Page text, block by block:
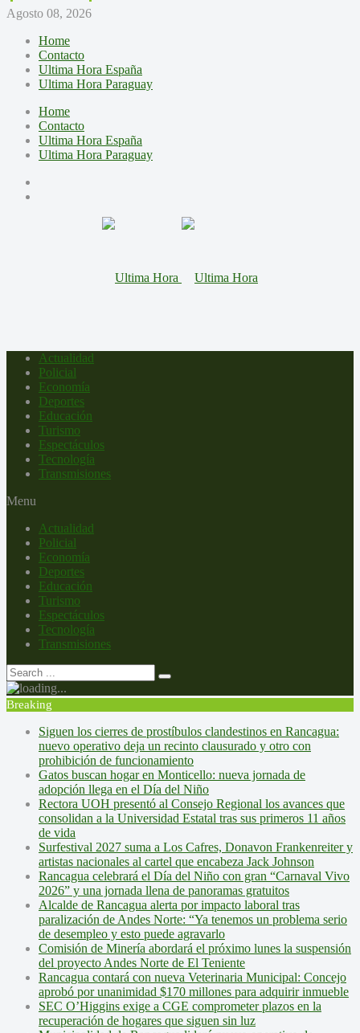
Agosto 08, 2026
Home
Contacto
Ultima Hora España
Ultima Hora Paraguay
Home
Contacto
Ultima Hora España
Ultima Hora Paraguay
Actualidad
Policial
Economía
Deportes
Educación
Turismo
Espectáculos
Tecnología
Transmisiones
Menu
Actualidad
Policial
Economía
Deportes
Educación
Turismo
Espectáculos
Tecnología
Transmisiones
Breaking
Siguen los cierres de prostíbulos clandestinos en Rancagua:
nuevo operativo deja un recinto clausurado y otro con
prohibición de funcionamiento
Gatos buscan hogar en Monticello: nueva jornada de
adopción llega en el Día del Niño
Rectora UOH presentó al Consejo Regional los avances que
consolidan a la Universidad Estatal tras sus primeros 11 años
de vida
Surfestival 2027 suma a Los Cafres, Donavon Frankenreiter y
artistas nacionales al cartel que encabeza Jack Johnson
Rancagua celebrará el Día del Niño con gran “Carnaval Vivo
2026” y una jornada llena de panoramas gratuitos
Alcalde de Rancagua alerta por impacto laboral tras
paralización de Andes Norte: “Ya tenemos un problema serio
de desempleo y esto puede agravarlo
Comisión de Minería abordará el próximo lunes la suspensión
del proyecto Andes Norte de El Teniente
Rancagua contará con nueva Veterinaria Municipal: Concejo
aprobó por unanimidad $170 millones para adquirir inmueble
SEC O’Higgins exige a CGE comprometer plazos en la
recuperación de hogares que siguen sin luz